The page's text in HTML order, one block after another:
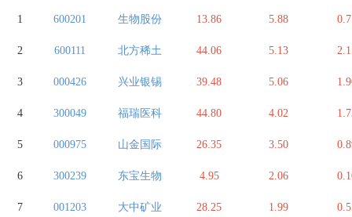
1 600201 生物股份 13.86 5.88
2 600111 北方稀土 44.06 5.13
3 000426 兴业银锡 39.48 5.06
4 300049 福瑞医科 44.80 4.02
5 000975 山金国际 26.35 3.50
6 300239 东宝生物 4.95 2.06
7 001203 大中矿业 28.25 1.99